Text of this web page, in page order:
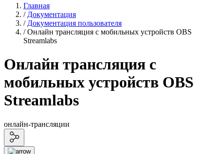
Главная
/ Документация
/ Документация пользователя
/Онлайн трансляция с мобильных устройств OBS
Streamlabs
Онлайн трансляция с
мобильных устройств OBS
Streamlabs
онлайн-трансляции